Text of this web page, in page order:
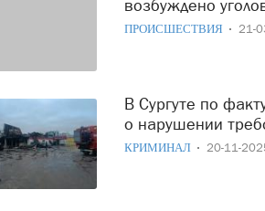
возбуждено
ПРОИСШЕСТВИЯ 21-
В Сургуте по факту возгорания возбуждено уголовное дело
о нарушении
КРИМИНАЛ 20-11-